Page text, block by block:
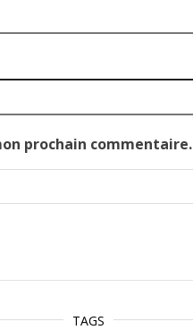
prochain commentaire.
TAGS